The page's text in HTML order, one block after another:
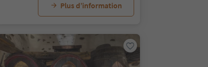
Plus d’information